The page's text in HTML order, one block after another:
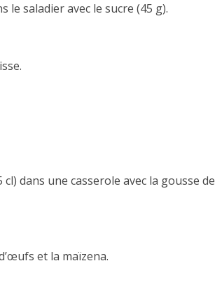
saladier avec le sucre (45 g).
dans une casserole avec la gousse de
et la maïzena.